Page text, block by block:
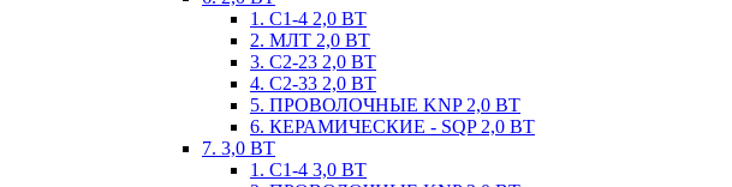
1. С1-4 2,0 ВТ
2. МЛТ 2,0 ВТ
3. С2-23 2,0 ВТ
4. С2-33 2,0 ВТ
5. ПРОВОЛОЧНЫЕ KNP 2,0 ВТ
6. КЕРАМИЧЕСКИЕ - SQP 2,0 ВТ
7. 3,0 ВТ
1. С1-4 3,0 ВТ